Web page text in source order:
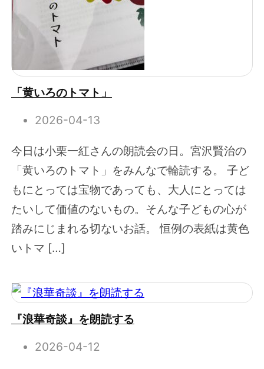
「黄いろのトマト」
2026-04-13
今日は小栗一紅さんの朗読会の日。宮沢賢治の
「黄いろのトマト」をみんなで輪読する。 子ど
もにとっては宝物であっても、大人にとっては
たいして価値のないもの。そんな子どもの心が
踏みにじまれる切ないお話。 恒例の表紙は黄色
いトマ […]
『浪華奇談』を朗読する
2026-04-12